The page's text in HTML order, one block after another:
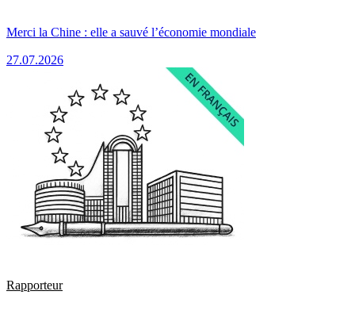
Merci la Chine : elle a sauvé l’économie mondiale
27.07.2026
Rapporteur